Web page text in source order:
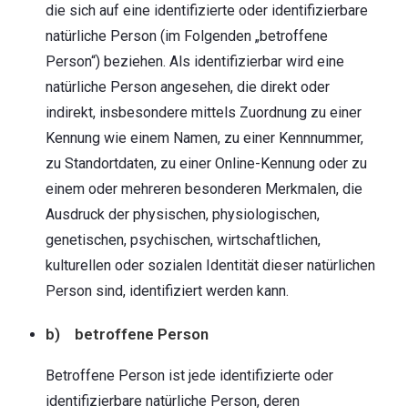
die sich auf eine identifizierte oder identifizierbare
natürliche Person (im Folgenden „betroffene
Person“) beziehen. Als identifizierbar wird eine
natürliche Person angesehen, die direkt oder
indirekt, insbesondere mittels Zuordnung zu einer
Kennung wie einem Namen, zu einer Kennnummer,
zu Standortdaten, zu einer Online-Kennung oder zu
einem oder mehreren besonderen Merkmalen, die
Ausdruck der physischen, physiologischen,
genetischen, psychischen, wirtschaftlichen,
kulturellen oder sozialen Identität dieser natürlichen
Person sind, identifiziert werden kann.
b) betroffene Person
Betroffene Person ist jede identifizierte oder
identifizierbare natürliche Person, deren